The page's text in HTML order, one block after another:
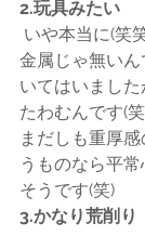
2.玩具みたい
金属じゃ無い
いてはいまし
たわむんです(
まだしも重厚
うものなら平
そうです(笑)
3.かなり荒削り